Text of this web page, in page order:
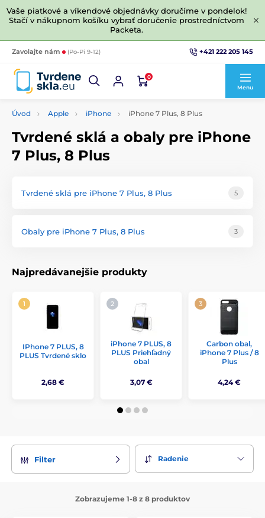
Vaše piatkové a víkendové objednávky doručíme v pondelok!
Stačí v nákupnom košíku vybrať doručenie prostredníctvom
Packeta.
Zavolajte nám (Po-Pi 9-12) +421 222 205 145
0
Menu
Úvod Apple iPhone iPhone 7 Plus, 8 Plus
Tvrdené sklá a obaly pre iPhone
7 Plus, 8 Plus
Tvrdené sklá pre iPhone 7 Plus, 8 Plus 5
Obaly pre iPhone 7 Plus, 8 Plus 3
Najpredávanejšie produkty
IPhone 7 PLUS, 8
PLUS Tvrdené sklo
2,68 €
iPhone 7 PLUS, 8
PLUS Priehľadný
obal
3,07 €
Carbon obal,
iPhone 7 Plus / 8
Plus
4,24 €
Filter Radenie
Zobrazujeme 1-8 z 8 produktov